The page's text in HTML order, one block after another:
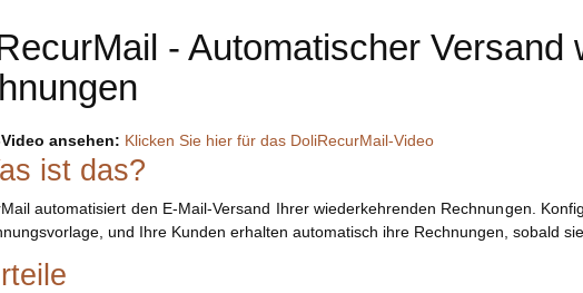
- Automatischer Versand
ansehen: Klicken Sie hier für das DoliRecurMail-Video
ist das?
automatisiert den E-Mail-Versand Ihrer wiederkehrenden Rechnungen.
und Ihre Kunden erhalten automatisch ihre Rechnungen, sobald